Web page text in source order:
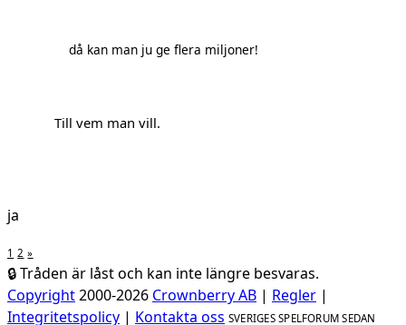
då kan man ju ge flera miljoner!
Till vem man vill.
ja
1 2 »
🔒 Tråden är låst och kan inte längre besvaras.
Copyright2000-2026 Crownberry AB | Regler |
Integritetspolicy | Kontakta oss SVERIGES SPELFORUM SEDAN